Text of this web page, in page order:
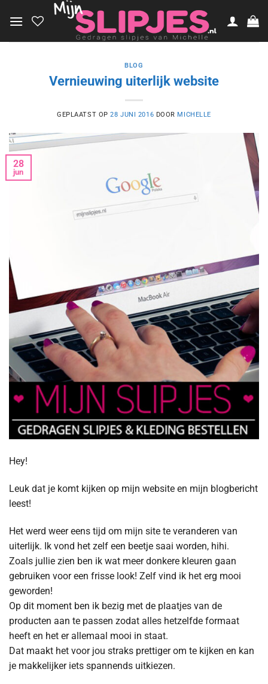
naar
BLOG
Vernieuwing uiterlijk website
GEPLAATST OP28 JUNI 2016 DOOR MICHELLE
28
jun
Hey!
Leuk dat je komt kijken op mijn website en mijn blogbericht
leest!
Het werd weer eens tijd om mijn site te veranderen van
uiterlijk. Ik vond het zelf een beetje saai worden, hihi.
Zoals jullie zien ben ik wat meer donkere kleuren gaan
gebruiken voor een frisse look! Zelf vind ik het erg mooi
geworden!
Op dit moment ben ik bezig met de plaatjes van de
producten aan te passen zodat alles hetzelfde formaat
heeft en het er allemaal mooi in staat.
Dat maakt het voor jou straks prettiger om te kijken en kan
je makkelijker iets spannends uitkiezen.